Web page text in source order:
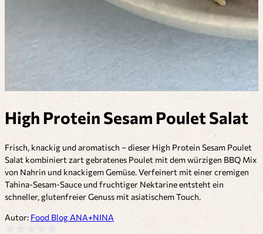
High Protein Sesam Poulet Salat
Frisch, knackig und aromatisch – dieser High Protein Sesam Poulet
Salat kombiniert zart gebratenes Poulet mit dem würzigen BBQ Mix
von Nahrin und knackigem Gemüse. Verfeinert mit einer cremigen
Tahina-Sesam-Sauce und fruchtiger Nektarine entsteht ein
schneller, glutenfreier Genuss mit asiatischem Touch.
Autor: Food Blog ANA+NINA